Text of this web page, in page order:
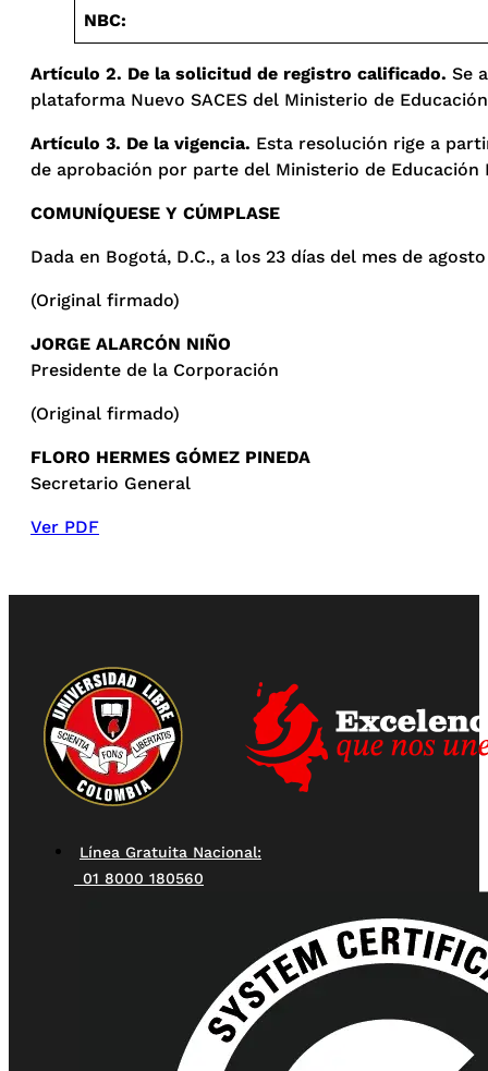
NBC:
Artículo 2. De la solicitud de registro calificado. Se
plataforma Nuevo SACES del Ministerio de
Artículo 3. De la vigencia. Esta resolución rige a
de aprobación por parte del Ministerio de
COMUNÍQUESE Y CÚMPLASE
Dada en Bogotá, D.C., a los 23 días del mes de
(Original firmado)
JORGE ALARCÓN NIÑO
Presidente de la Corporación
(Original firmado)
FLORO HERMES GÓMEZ PINEDA
Secretario General
Ver PDF
Línea Gratuita Nacional:
01 8000 180560